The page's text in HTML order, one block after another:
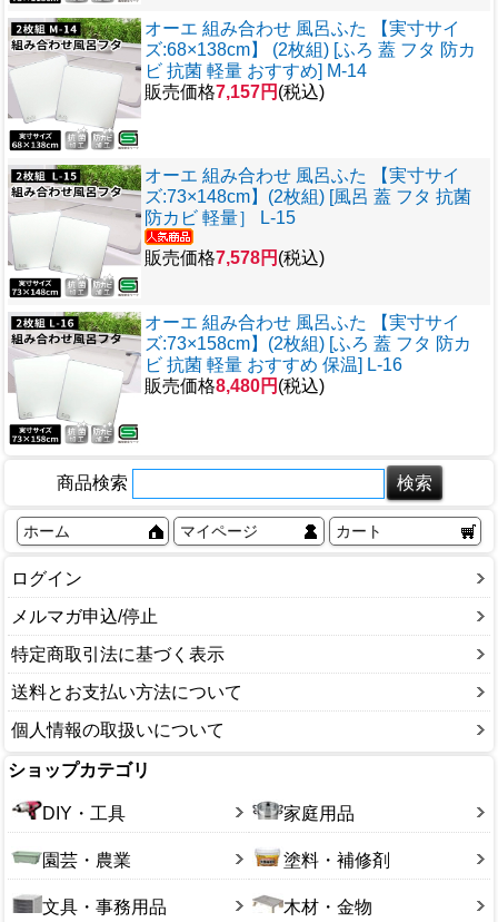
オーエ 組み合わせ 風呂ふた 【実寸サイ
ズ:68×138cm】 (2枚組) [ふろ 蓋 フタ 防カ
ビ 抗菌 軽量 おすすめ] M-14
販売価格7,157円 (税込)
オーエ 組み合わせ 風呂ふた 【実寸サイ
ズ:73×148cm】(2枚組) [風呂 蓋 フタ 抗菌
防カビ 軽量］ L-15
販売価格7,578円 (税込)
オーエ 組み合わせ 風呂ふた 【実寸サイ
ズ:73×158cm】(2枚組) [ふろ 蓋 フタ 防カ
ビ 抗菌 軽量 おすすめ 保温] L-16
販売価格8,480円 (税込)
商品検索
ホーム マイページ カート
ログイン
メルマガ申込/停止
特定商取引法に基づく表示
送料とお支払い方法について
個人情報の取扱いについて
ショップカテゴリ
DIY・工具 家庭用品
園芸・農業 塗料・補修剤
文具・事務用品 木材・金物